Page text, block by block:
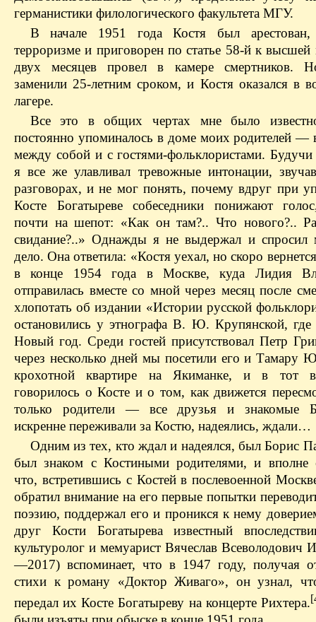
германистики филологического факультета МГУ.
В начале 1951 года Костя был
терроризме и приговорен по статье 58‑й к
двух месяцев провел в камере смертников.
заменили 25‑летним сроком, и Костя оказался в
лагере.
Все это в общих чертах мне было
постоянно упоминалось в доме моих родителей —
между собой и с гостями-фольклористами. Будучи
я все же улавливал тревожные интонации,
разговорах, и не мог понять, почему вдруг при
Косте Богатыреве собеседники понижают
почти на шепот: «Как он там?.. Что нового?..
свидание?..» Однажды я не выдержал и спросил
дело. Она ответила: «Костя уехал, но скоро
в конце 1954 года в Москве, куда Лидия
отправилась вместе со мной через месяц после
хлопотать об издании «Истории русской
остановились у этнографа В. Ю. Крупянской, где
Новый год. Среди гостей присутствовал Петр
через несколько дней мы посетили его и Тамару
крохотной квартире на Якиманке, и в тот
говорилось о Косте и о том, как движется
только родители — все друзья и знакомые
искренне переживали за Костю, надеялись, ждали…
Одним из тех, кто ждал и надеялся, был Борис
был знаком с Костиными родителями, и вполне
что, встретившись с Костей в послевоенной
обратил внимание на его первые попытки
поэзию, поддержал его и проникся к нему
друг Кости Богатырева известный
культуролог и мемуарист Вячеслав Всеволодович
—2017) вспоминает, что в 1947 году, получая
стихи к роману «Доктор Живаго», он узнал,
передал их Косте Богатыреву на концерте Рихтера.